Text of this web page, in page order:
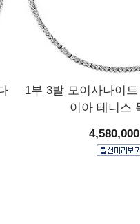
1부 3발 모이사나이
이아 테니스